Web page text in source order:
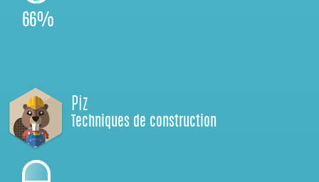
66%
Piz
Techniques de construction